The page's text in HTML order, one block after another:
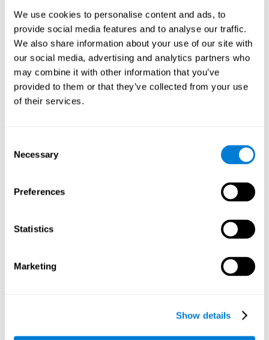
We use cookies to personalise content and ads, to
provide social media features and to analyse our traffic.
We also share information about your use of our site with
our social media, advertising and analytics partners who
may combine it with other information that you’ve
provided to them or that they’ve collected from your use
of their services.
Selection
Necessary
Preferences
Statistics
Marketing
Show details
neural específico el cual ayuda a que los circuitos neuronales se
reorganicen y recuperen funciones cognitivas debilitadas o
dañadas.Estimular de manera consistente nuestras habilidades,
puede ayudar a crear nuevas sinapsis, y a que los circuitos
neuronales se reorganicen y mejoren las funciones cognitivas. En
el juego Tenis Melódico se busca estimular capacidades
relacionadas con el reconocimiento y la percepción auditiva.
1ª SEMANA
Proyección gráfica orientativa de las redes neuronales después
¿Qué pasa cuando no entreno mis
conexiones que no se usan. Si no se emplea normalmente una
patrón de activación neuronal, por lo que se vuelve cada vez más